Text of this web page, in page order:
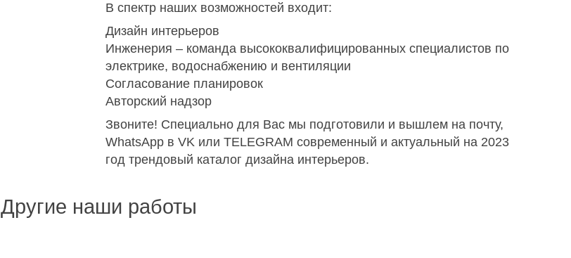
В спектр наших возможностей входит:
Дизайн интерьеров
Инженерия – команда высококвалифицированных специалистов по
электрике, водоснабжению и вентиляции
Согласование планировок
Авторский надзор
Звоните! Специально для Вас мы подготовили и вышлем на почту,
WhatsApp в VK или TELEGRAM современный и актуальный на 2023
год трендовый каталог дизайна интерьеров.
Другие наши работы